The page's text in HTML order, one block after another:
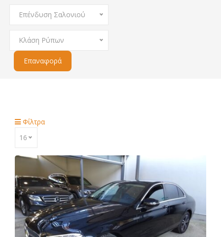
Επένδυση Σαλονιού
Κλάση Ρύπων
Επαναφορά
Φίλτρα
16